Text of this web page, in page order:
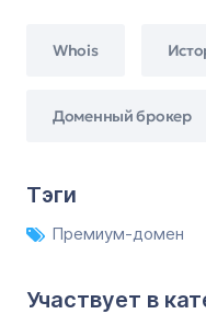
Whois
Доменный брокер
Тэги
Премиум-домен
Участвует в